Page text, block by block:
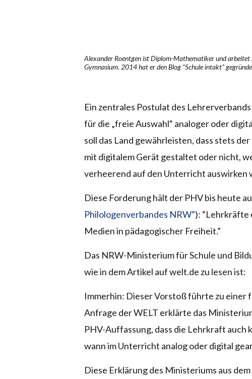
Alexander Roentgen ist Diplom-Mathematiker und
Gymnasium. 2014 hat er den Blog “Schule intakt”
Ein zentrales Postulat des
für die „freie Auswahl“ analoger oder
soll das Land gewährleisten, dass stets
mit digitalem Gerät gestaltet oder nicht,
verheerend auf den Unterricht auswirken
Diese Forderung hält der PHV bis heute
Philologenverbandes NRW”): “Lehrkräfte
Medien in pädagogischer Freiheit.”
Das NRW-Ministerium für Schule und
wie in dem Artikel auf welt.de zu lesen ist:
Immerhin: Dieser Vorstoß führte zu einer
Anfrage der WELT erklärte das
PHV-Auffassung, dass die Lehrkraft auch
wann im Unterricht analog oder digital
Diese Erklärung des Ministeriums aus